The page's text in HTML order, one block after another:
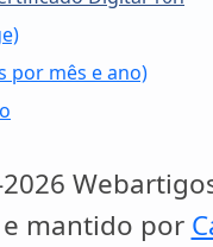
por mês e ano)
mantido por